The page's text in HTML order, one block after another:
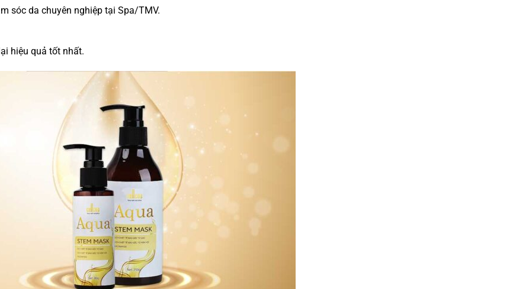
sóc da chuyên nghiệp tại Spa/TMV.
hiệu quả tốt nhất.